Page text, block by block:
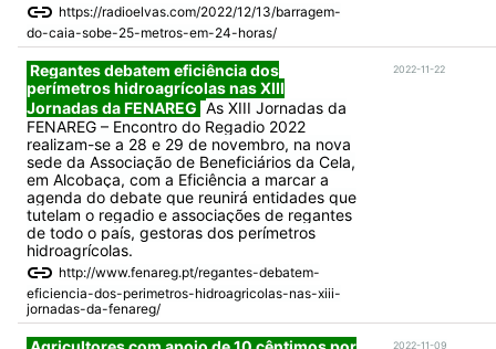
https://radioelvas.com/2022/12/13/barragem-
do-caia-sobe-25-metros-em-24-horas/
Regantes debatem eficiência dos
perímetros hidroagrícolas nas XIII
Jornadas da FENAREG As XIII Jornadas da
FENAREG – Encontro do Regadio 2022
realizam-se a 28 e 29 de novembro, na nova
sede da Associação de Beneficiários da Cela,
em Alcobaça, com a Eficiência a marcar a
agenda do debate que reunirá entidades que
tutelam o regadio e associações de regantes
de todo o país, gestoras dos perímetros
hidroagrícolas.
http://www.fenareg.pt/regantes-debatem-
eficiencia-dos-perimetros-hidroagricolas-nas-xiii-
jornadas-da-fenareg/
2022-11-22
2022-11-09